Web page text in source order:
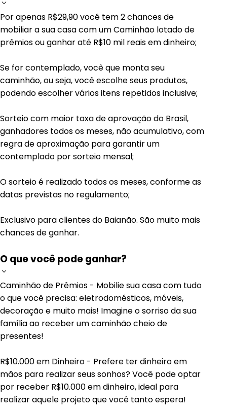
Por apenas R$29,90 você tem 2 chances de
mobiliar a sua casa com um Caminhão lotado de
prêmios ou ganhar até R$10 mil reais em dinheiro;
Se for contemplado, você que monta seu
caminhão, ou seja, você escolhe seus produtos,
podendo escolher vários itens repetidos inclusive;
Sorteio com maior taxa de aprovação do Brasil,
ganhadores todos os meses, não acumulativo, com
regra de aproximação para garantir um
contemplado por sorteio mensal;
O sorteio é realizado todos os meses, conforme as
datas previstas no regulamento;
Exclusivo para clientes do Baianão. São muito mais
chances de ganhar.
O que você pode ganhar?
Caminhão de Prêmios - Mobilie sua casa com tudo
o que você precisa: eletrodomésticos, móveis,
decoração e muito mais! Imagine o sorriso da sua
família ao receber um caminhão cheio de
presentes!
R$10.000 em Dinheiro - Prefere ter dinheiro em
mãos para realizar seus sonhos? Você pode optar
por receber R$10.000 em dinheiro, ideal para
realizar aquele projeto que você tanto espera!